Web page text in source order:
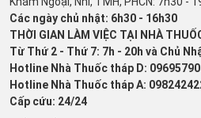
Các ngày chủ nhật: 6h30 - 16h30
THỜI GIAN LÀM VIỆC TẠI NHÀ
Từ Thứ 2 - Thứ 7: 7h - 20h và Chủ
Hotline Nhà Thuốc tháp D:
Hotline Nhà Thuốc tháp A:
Cấp cứu: 24/24